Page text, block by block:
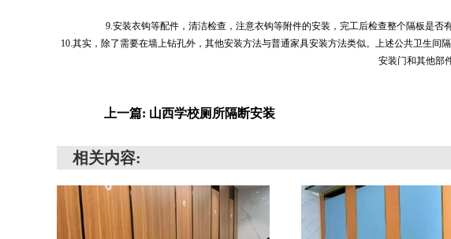
9.安装衣钩等配件，清洁检查，注意衣钩等附件的安装，完工后检查整个隔板是
10.其实，除了需要在墙上钻孔外，其他安装方法与普通家具安装方法类似。上述公共卫生
安装门和其他部
上一篇: 山西学校厕所隔断安装
相关内容: